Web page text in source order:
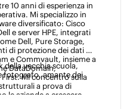
10 anni di esperienza in
Mi specializzo in
diversificato: Cisco
e server HPE, integrati
Dell, Pure Storage,
di protezione dei dati
e Commvault, insieme a
DataDomain,
Mi concentro sulla
a prova di
le aziende a crescere
della vecchia scuola,
fotografo, amante dei